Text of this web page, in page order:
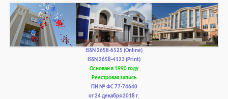
РЕДКОЛЛЕГИЯ
РЕДАКЦИОННАЯ ПОЛИТИКА И ЭТИКА
ISSN 2658-6525 (Online)
ISSN 2658-4123 (Print)
Основан в 1990 году
Реестровая запись
ПИ № ФС 77-74640
от 24 декабря 2018 г.